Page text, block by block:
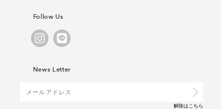
Follow Us
News Letter
解除はこちら